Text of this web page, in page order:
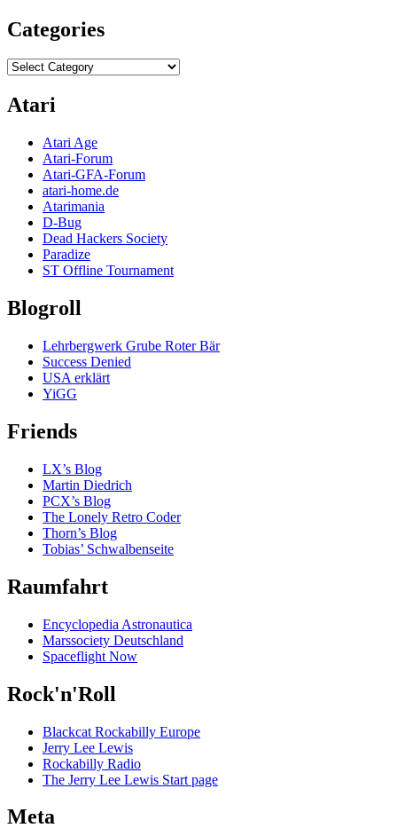
Categories
Categories
Atari
Atari Age
Atari-Forum
Atari-GFA-Forum
atari-home.de
Atarimania
D-Bug
Dead Hackers Society
Paradize
ST Offline Tournament
Blogroll
Lehrbergwerk Grube Roter Bär
Success Denied
USA erklärt
YiGG
Friends
LX’s Blog
Martin Diedrich
PCX’s Blog
The Lonely Retro Coder
Thorn’s Blog
Tobias’ Schwalbenseite
Raumfahrt
Encyclopedia Astronautica
Marssociety Deutschland
Spaceflight Now
Rock'n'Roll
Blackcat Rockabilly Europe
Jerry Lee Lewis
Rockabilly Radio
The Jerry Lee Lewis Start page
Meta